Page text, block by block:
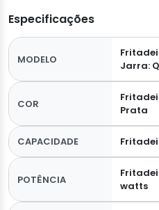
Especificações
MODELO
Jarra:
COR
Prata
CAPACIDADE
POTÊNCIA
watts